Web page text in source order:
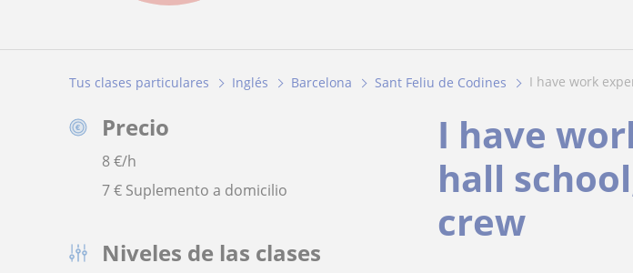
Tus clases particulares Inglés Barcelona Sant Feliu de Codines i have work
Precio
8€/h
7 € Suplemento a domicilio
Niveles de las clases
I have
hall
crew